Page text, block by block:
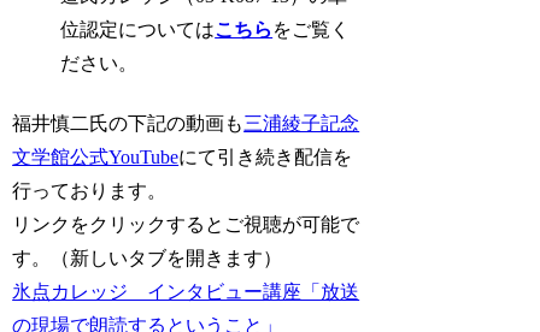
位認定についてはこちら をご覧く
ださい。
福井慎二氏の下記の動画も三浦綾子記念
文学館公式YouTubeにて引き続き配信を
行っております。
リンクをクリックするとご視聴が可能で
す。（新しいタブを開きます）
氷点カレッジ インタビュー講座「放送
の現場で朗読するということ」